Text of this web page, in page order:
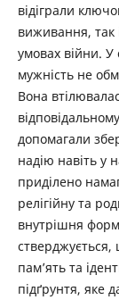
відіграли
виживання, так
умовах війни. У
мужність не
Вона
допомагали
надію навіть у
приділено
релігійну та
внутрішня
стверджується,
пам’ять та
підґрунтя, яке